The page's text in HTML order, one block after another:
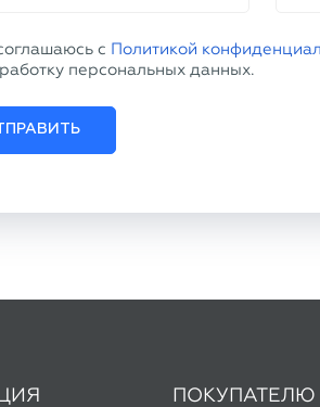
Полезные статьи